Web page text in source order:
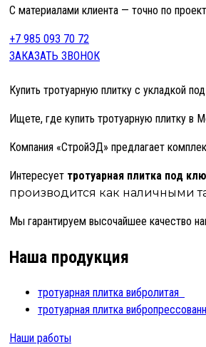
С материалами клиента — точно по
+7 985 093 70 72
ЗАКАЗАТЬ ЗВОНОК
Купить тротуарную плитку с укладкой
Ищете, где купить тротуарную плитку в
Компания «СтройЭД» предлагает
Интересует тротуарная плитка под
производится как наличными
Мы гарантируем высочайшее качество
Наша продукция
тротуарная плитка вибролитая
тротуарная плитка
Наши работы